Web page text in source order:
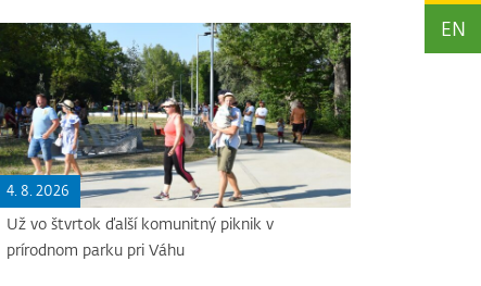
EN
4. 8. 2026
Už vo štvrtok ďalší komunitný piknik v
prírodnom parku pri Váhu